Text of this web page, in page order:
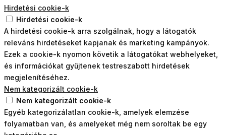
Hirdetési cookie-k
Hirdetési cookie-k
A hirdetési cookie-k arra szolgálnak, hogy a látogatók
releváns hirdetéseket kapjanak és marketing kampányok.
Ezek a cookie-k nyomon követik a látogatókat webhelyeket,
és információkat gyűjtenek testreszabott hirdetések
megjelenítéséhez.
Nem kategorizált cookie-k
Nem kategorizált cookie-k
Egyéb kategorizálatlan cookie-k, amelyek elemzése
folyamatban van, és amelyeket még nem soroltak be egy